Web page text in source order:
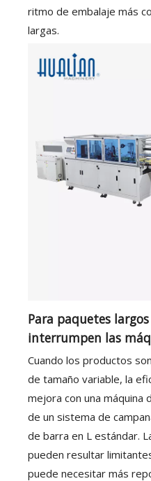
ritmo de embalaje más
largas.
Para paquetes
interrumpen las
Cuando los productos
de tamaño variable, la
mejora con una máquina
de un sistema de
de barra en L estándar.
pueden resultar
puede necesitar más